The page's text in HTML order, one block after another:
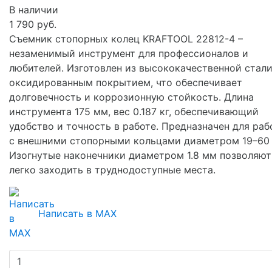
В наличии
1 790 руб.
Съемник стопорных колец KRAFTOOL 22812-4 –
незаменимый инструмент для профессионалов и
любителей. Изготовлен из высококачественной
оксидированным покрытием, что обеспечивает
долговечность и коррозионную стойкость. Длина
инструмента 175 мм, вес 0.187 кг, обеспечивающий
удобство и точность в работе. Предназначен для
с внешними стопорными кольцами диаметром
Изогнутые наконечники диаметром 1.8 мм позволяют
легко заходить в труднодоступные места.
Написать в MAX